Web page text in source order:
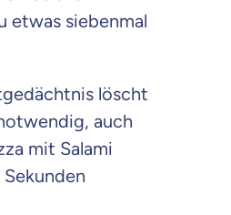
etwas siebenmal
löscht
auch
mit Salami